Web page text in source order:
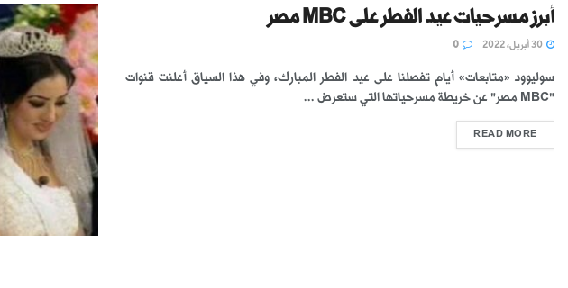
أبرز مسرحيات عيد الفطر على MBC مصر
سوليوود «متابعات» أيام تفصلنا على عيد الفطر المبارك، وفي هذا السياق أعلنت قنوات
"MBC مصر" عن خريطة مسرحياتها التي ستعرض ...
READ MORE